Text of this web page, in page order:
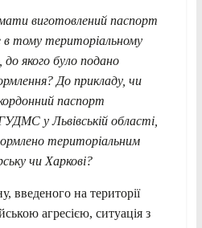
виготовлений паспорт
в тому територіальному
до якого було подано
До прикладу, чи
паспорт
у Львівській області,
територіальним
чи Харкові?
введеного на території
агресією, ситуація з